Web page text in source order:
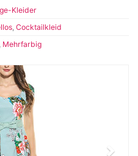
Kleider
, Cocktailkleid
, Mehrfarbig